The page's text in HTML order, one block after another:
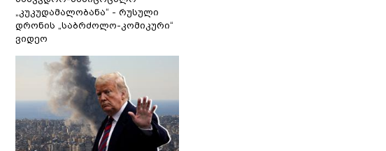
„კუკუდამალობანა“ - რუსული
დრონის „საბრძოლო-კომიკური“
ვიდეო